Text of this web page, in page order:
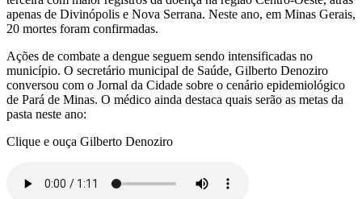
apenas de Divinópolis e Nova Serrana. Neste ano, em Minas Gerais,
20 mortes foram confirmadas.
Ações de combate a dengue seguem sendo intensificadas no
município. O secretário municipal de Saúde, Gilberto Denoziro
conversou com o Jornal da Cidade sobre o cenário epidemiológico
de Pará de Minas. O médico ainda destaca quais serão as metas da
pasta neste ano:
Clique e ouça Gilberto Denoziro